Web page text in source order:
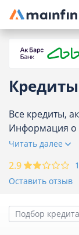
Главное меню
Все кредиты,
Информация о
Читать далее
О банке
Кредиты
Карты
2.9
Оставить отзыв
Подбор кредита